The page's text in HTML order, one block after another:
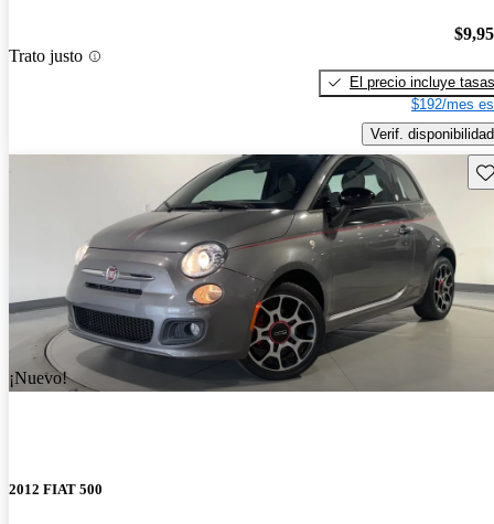
Trato justo
El precio incluye tasas
$192/mes
Verif. disponibilidad
¡Nuevo!
2012 FIAT 500